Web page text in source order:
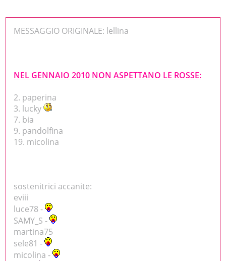
MESSAGGIO ORIGINALE: lellina
NEL GENNAIO 2010 NON ASPETTANO LE ROSSE:
2. paperina
3. lucky
7. bia
9. pandolfina
19. micolina
sostenitrici accanite:
eviii
luce78 -
SAMY_S -
martina75
sele81 -
micolina -